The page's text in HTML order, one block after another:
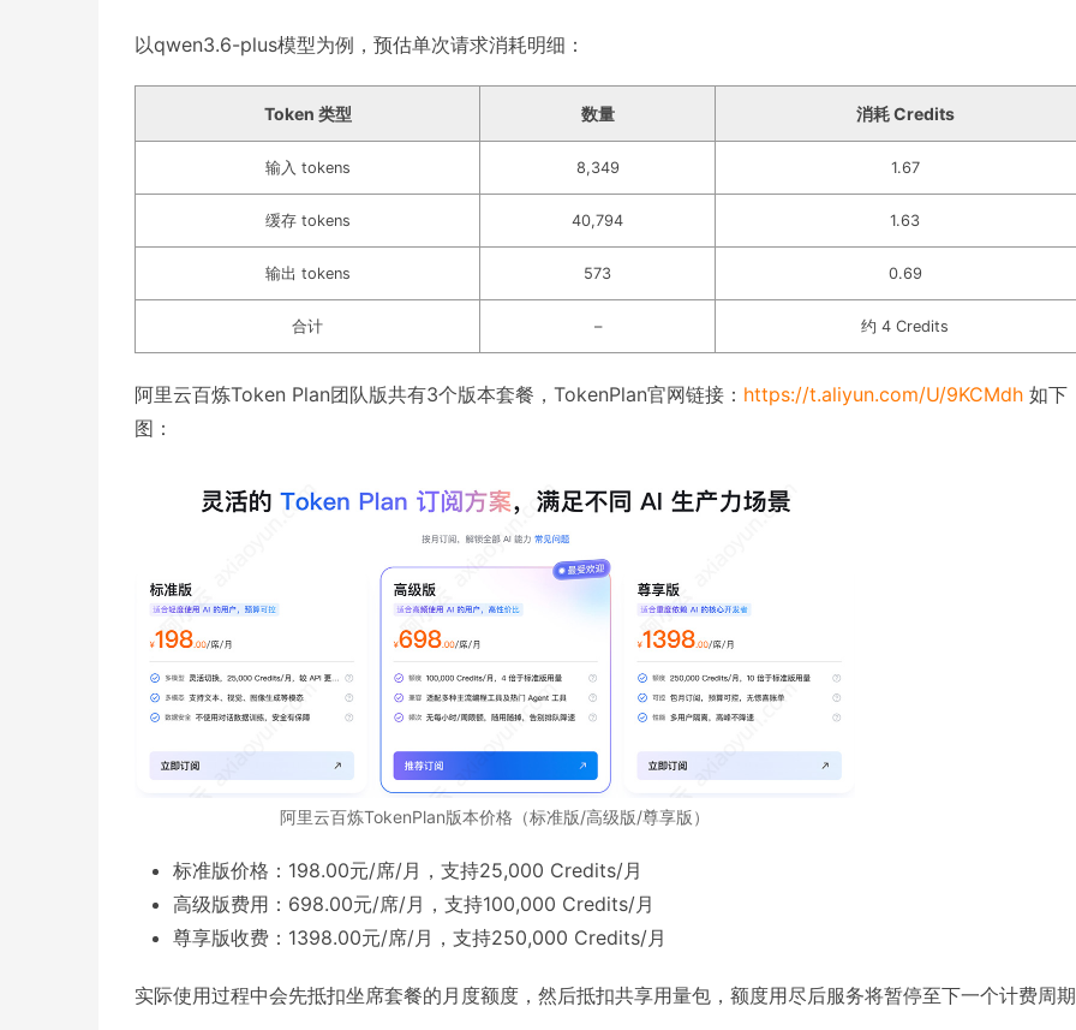
以qwen3.6-plus模型为例，预估单次请求消耗明细：
Token 类型 数量 消耗 Credits
输入 tokens 8,349 1.67
缓存 tokens 40,794 1.63
输出 tokens 573 0.69
合计 – 约 4 Credits
阿里云百炼Token Plan团队版共有3个版本套餐，TokenPlan官网链接： https://t.aliyun.com/U/9KCMdh 如下
图：
阿里云百炼TokenPlan版本价格（标准版/高级版/尊享版）
标准版价格：198.00元/席/月，支持25,000 Credits/月
高级版费用：698.00元/席/月，支持100,000 Credits/月
尊享版收费：1398.00元/席/月，支持250,000 Credits/月
实际使用过程中会先抵扣坐席套餐的月度额度，然后抵扣共享用量包，额度用尽后服务将暂停至下一个计费周